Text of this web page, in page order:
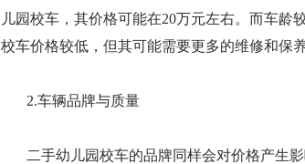
儿园校车，其价格可能在20万元左右。而车龄
校车价格较低，但其可能需要更多的维修和保
2.车辆品牌与质量
二手幼儿园校车的品牌同样会对价格产生